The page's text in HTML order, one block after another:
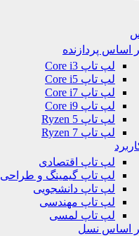
اساس پردازنده
لپ تاپ Core i3
لپ تاپ Core i5
لپ تاپ Core i7
لپ تاپ Core i9
لپ تاپ Ryzen 5
لپ تاپ Ryzen 7
لپ تاپ اقتصادی
لپ تاپ گیمینگ و طراحی
لپ تاپ دانشجویی
لپ تاپ مهندسی
لپ تاپ لمسی
اساس نسل